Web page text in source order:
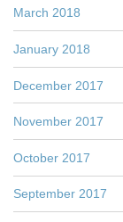
March 2018
January 2018
December 2017
November 2017
October 2017
September 2017